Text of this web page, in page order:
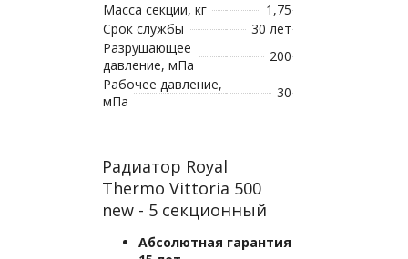
Масса секции, кг
1,75
Срок службы
30 лет
Разрушающее
давление, мПа
200
Рабочее давление,
мПа
30
Радиатор Royal
Thermo Vittoria 500
new - 5 секционный
Абсолютная гарантия